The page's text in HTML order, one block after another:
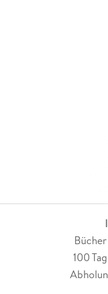
100